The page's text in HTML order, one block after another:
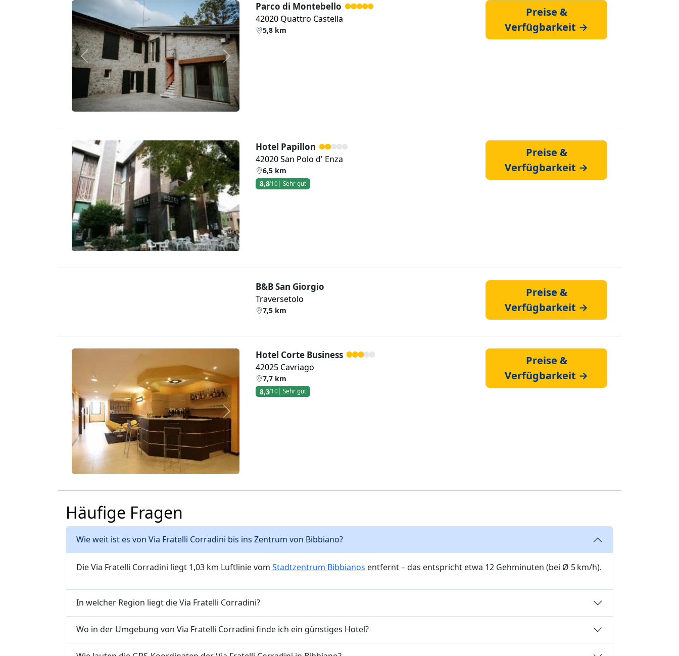
Zurück Weiter
Parco di Montebello
42020 Quattro Castella
5,8 km
Preise &
Verfügbarkeit →
Zurück Weiter
Hotel Papillon
42020 San Polo d' Enza
6,5 km
8,8/10 Sehr gut
Preise &
Verfügbarkeit →
B&B San Giorgio
Traversetolo
7,5 km
Preise &
Verfügbarkeit →
Zurück Weiter
Hotel Corte Business
42025 Cavriago
7,7 km
8,3/10 Sehr gut
Preise &
Verfügbarkeit →
Häufige Fragen
Wie weit ist es von Via Fratelli Corradini bis ins Zentrum von Bibbiano?
Die Via Fratelli Corradini liegt 1,03 km Luftlinie vom Stadtzentrum Bibbianos entfernt – das entspricht etwa 12 Gehminuten (bei Ø 5 km/h).
In welcher Region liegt die Via Fratelli Corradini?
Wo in der Umgebung von Via Fratelli Corradini finde ich ein günstiges Hotel?